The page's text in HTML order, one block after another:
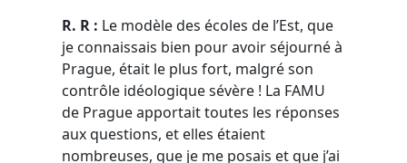
R. R : Le modèle des écoles de l’Est, que
je connaissais bien pour avoir séjourné à
Prague, était le plus fort, malgré son
contrôle idéologique sévère ! La FAMU
de Prague apportait toutes les réponses
aux questions, et elles étaient
nombreuses, que je me posais et que j’ai